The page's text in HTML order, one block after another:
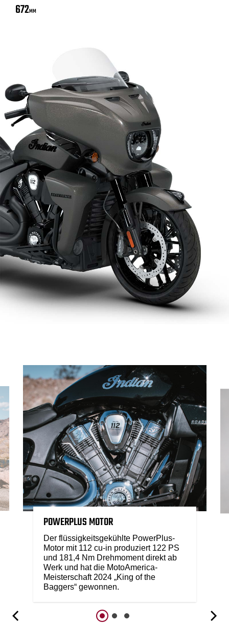
672MM
POWERPLUS MOTOR
Der flüssigkeitsgekühlte PowerPlus-
Motor mit 112 cu-in produziert 122 PS
und 181,4 Nm Drehmoment direkt ab
Werk und hat die MotoAmerica-
Meisterschaft 2024 „King of the
Baggers“ gewonnen.